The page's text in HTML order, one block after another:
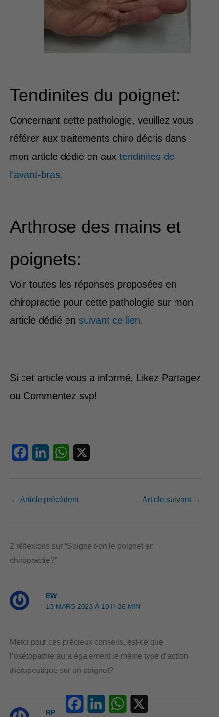
Tendinites du poignet:
Concernant cette pathologie, veuillez vous
référer aux traitements chiro décris dans
mon article dédié en aux tendinites de
l’avant-bras.
Arthrose des mains et
poignets:
Voir toutes les réponses proposées en
chiropractie pour cette pathologie sur mon
article dédié en suivant ce lien.
Si cet article vous a informé, Likez Partagez
ou Commentez svp!
e
k
t
← Article précédent Article suivant →
2 réflexions sur “Soigne t-on le poignet en
chiropractie?”
EW
13 MARS 2023 À 10 H 36 MIN
Merci pour ces précieux conseils, est-ce que
l’osétopathie aura également le même type d’action
thérapeutique sur un poignet?
RP
FacebookLinkedInWhatsApp
X